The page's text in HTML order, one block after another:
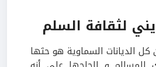
لثقافة السلم
كل الديانات السماوية هو حثها